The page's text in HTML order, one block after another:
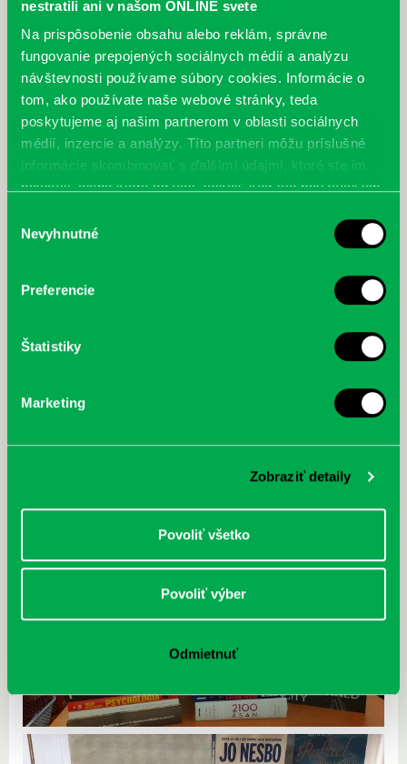
nestratili ani v našom ONLINE svete
Na prispôsobenie obsahu alebo reklám, správne
fungovanie prepojených sociálnych médií a analýzu
návštevnosti používame súbory cookies. Informácie o
tom, ako používate naše webové stránky, teda
poskytujeme aj našim partnerom v oblasti sociálnych
médií, inzercie a analýzy. Títo partneri môžu príslušné
informácie skombinovať s ďalšími údajmi, ktoré ste im
poskytli, alebo ktoré od vás získali, keď ste používali ich
súhlasu
Nevyhnutné
Preferencie
Štatistiky
Marketing
Zobraziť detaily
Povoliť všetko
Povoliť výber
Odmietnuť